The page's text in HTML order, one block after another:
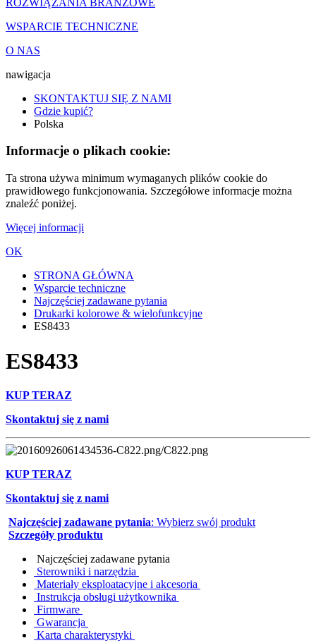
WSPARCIE TECHNICZNE
O NAS
nawigacja
SKONTAKTUJ SIĘ Z NAMI
Gdzie kupić?
Polska
Informacje o plikach cookie:
Ta strona używa minimum wymaganych plików cookie do
prawidłowego funkcjonowania. Szczegółowe informacje można
znaleźć poniżej.
Więcej informacji
OK
STRONA GŁÓWNA
Wsparcie techniczne
Najczęściej zadawane pytania
Drukarki kolorowe & wielofunkcyjne
ES8433
ES8433
KUP TERAZ
Skontaktuj się z nami
KUP TERAZ
Skontaktuj się z nami
Najczęściej zadawane pytania: Wybierz swój produkt
Szczegóły produktu
Najczęściej zadawane pytania
Sterowniki i narzędzia
Materiały eksploatacyjne i akcesoria
Instrukcja obsługi użytkownika
Firmware
Gwarancja
Karta charakterystyki